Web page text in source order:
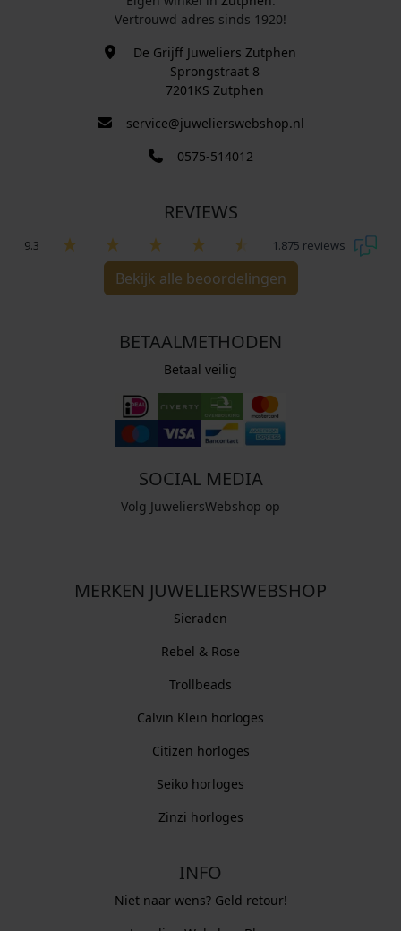
Vertrouwd adres sinds 1920!
De Grijff Juweliers Zutphen
Sprongstraat 8
7201KS Zutphen
service@juwelierswebshop.nl
0575-514012
REVIEWS
9.3 1.875 reviews
Bekijk alle beoordelingen
BETAALMETHODEN
Betaal veilig
SOCIAL MEDIA
Volg JuweliersWebshop op
MERKEN JUWELIERSWEBSHOP
Sieraden
Rebel & Rose
Trollbeads
Calvin Klein horloges
Citizen horloges
Seiko horloges
Zinzi horloges
INFO
Niet naar wens? Geld retour!